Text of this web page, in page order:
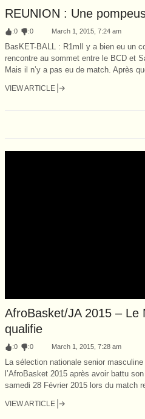
REUNION : Une
:0 :0 March 1, 2015, 7:24 am
BasKET-BALL : R1mIl y a bien eu un
rencontre au sommet entre le BCD et
Mais il n’y a pas eu de match. Après
VIEW ARTICLE
AfroBasket/JA 2015 – Le
qualifie
:0 :0 March 1, 2015, 7:28 am
La sélection nationale senior
l’AfroBasket 2015 après avoir battu
samedi 28 Février 2015 lors du match
VIEW ARTICLE